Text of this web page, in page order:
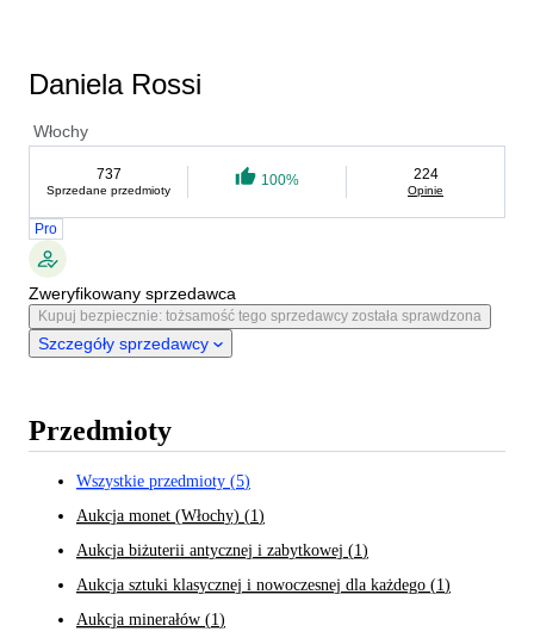
Daniela Rossi
Włochy
737
Sprzedane przedmioty
100% 224
Opinie
Pro
Zweryfikowany sprzedawca
Kupuj bezpiecznie: tożsamość tego sprzedawcy została sprawdzona
Szczegóły sprzedawcy
Przedmioty
Wszystkie przedmioty (5)
Aukcja monet (Włochy) (1)
Aukcja biżuterii antycznej i zabytkowej (1)
Aukcja sztuki klasycznej i nowoczesnej dla każdego (1)
Aukcja minerałów (1)